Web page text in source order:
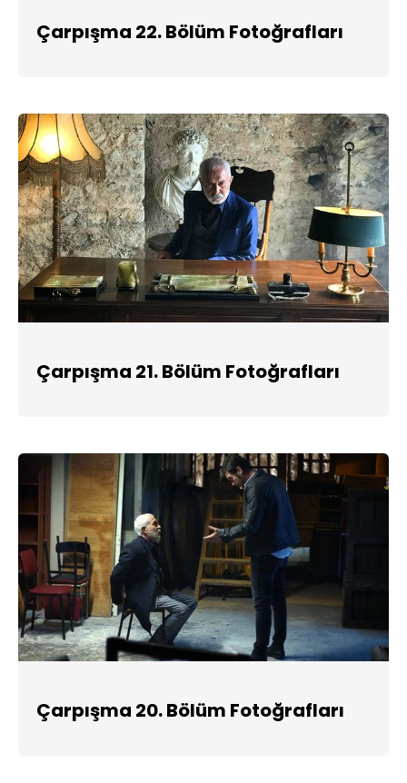
Çarpışma 22. Bölüm Fotoğrafları
Çarpışma 21. Bölüm Fotoğrafları
Çarpışma 20. Bölüm Fotoğrafları